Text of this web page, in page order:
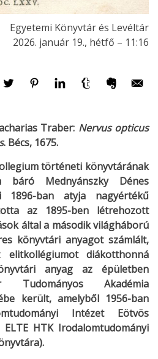
Egyetemi Könyvtár és Levéltár
2026. január 19., hétfő – 11:16
Traber: Nervus opticus
. Bécs, 1675.
történeti könyvtárának
báró Mednyánszky Dénes
1896-ban atyja nagyértékű
az 1895-ben létrehozott
által a második világháború
könyvtári anyagot számlált,
elitkollégiumot diákotthonná
anyag az épületben
Tudományos Akadémia
került, amelyből 1956-ban
Intézet Eötvös
HTK Irodalomtudományi